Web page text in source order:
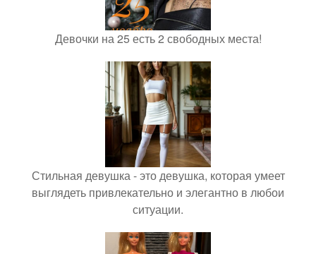
Девочки на 25 есть 2 свободных места!
Стильная девушка - это девушка, которая умеет
выглядеть привлекательно и элегантно в любои
ситуации.